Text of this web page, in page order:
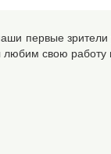
первые
свою работу